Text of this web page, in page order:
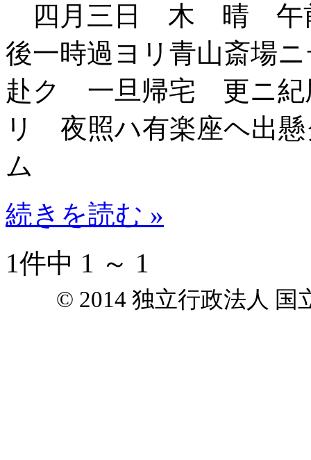
四月三日 木 晴 午
後一時過ヨリ青山斎場
赴ク 一旦帰宅 更ニ紀
リ 夜照ハ有楽座ヘ出
ム
続きを読む »
1件中 1 ～ 1
© 2014 独立行政法人 国